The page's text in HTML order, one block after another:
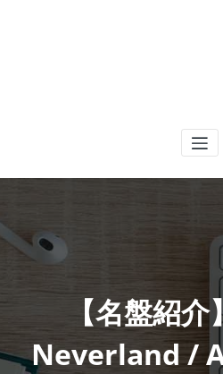
【名盤紹
Neverland /